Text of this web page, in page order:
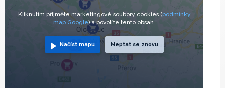
Kliknutím přijměte marketingové soubory cookies (podmínky
map Google) a povolíte tento obsah.
Načíst mapu Neptat se znovu